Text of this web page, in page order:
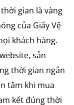
gian là vàng
của Giấy Vệ
khách hàng.
sản
thời gian ngắn
tâm khi mua
kết đúng thời